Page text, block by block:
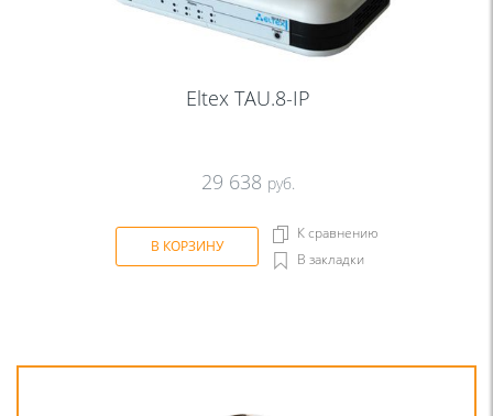
Eltex TAU.8-IP
29 638 руб.
В КОРЗИНУ
К сравнению
В закладки